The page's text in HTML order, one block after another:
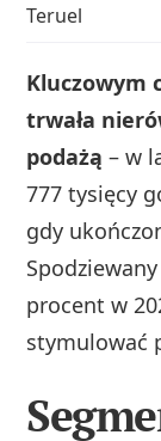
Teruel
Kluczowym
trwała
podażą – w
777 tysięcy
gdy
procent w
stymulować